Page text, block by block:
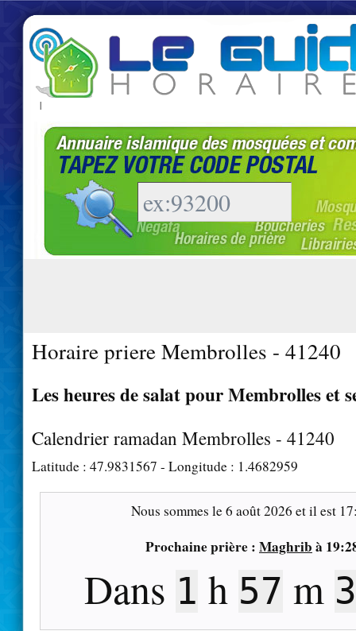
|
Horaire priere Membrolles - 41240
Les heures de salat pour Membrolles et
Calendrier ramadan Membrolles - 41240
Latitude : 47.9831567 - Longitude : 1.4682959
Nous sommes le6 août 2026 et il est
Prochaine prière : Maghrib à
Dans 1 h 57 m